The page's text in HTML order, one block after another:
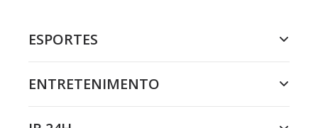
ESPORTES
ENTRETENIMENTO